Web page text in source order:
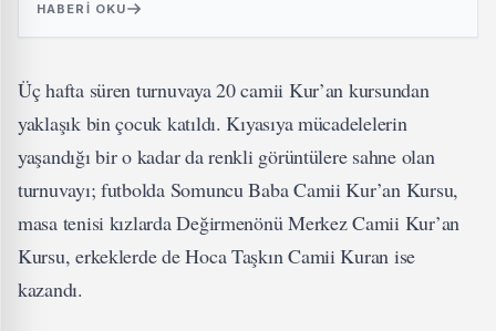
HABERI OKU
Üç hafta süren turnuvaya 20 camii Kur’an kursundan
yaklaşık bin çocuk katıldı. Kıyasıya mücadelelerin
yaşandığı bir o kadar da renkli görüntülere sahne olan
turnuvayı; futbolda Somuncu Baba Camii Kur’an Kursu,
masa tenisi kızlarda Değirmenönü Merkez Camii Kur’an
Kursu, erkeklerde de Hoca Taşkın Camii Kuran ise
kazandı.